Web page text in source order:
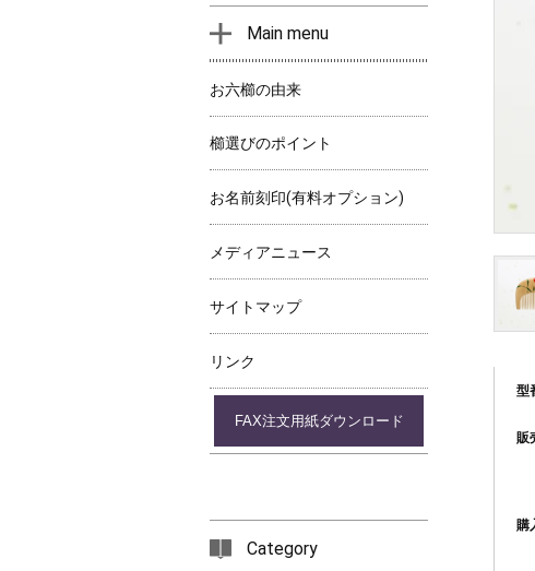
型
販
購
Main menu
お六櫛の由来
櫛選びのポイント
お名前刻印(有料オプション)
メディアニュース
サイトマップ
リンク
FAX注文用紙ダウンロード
Category